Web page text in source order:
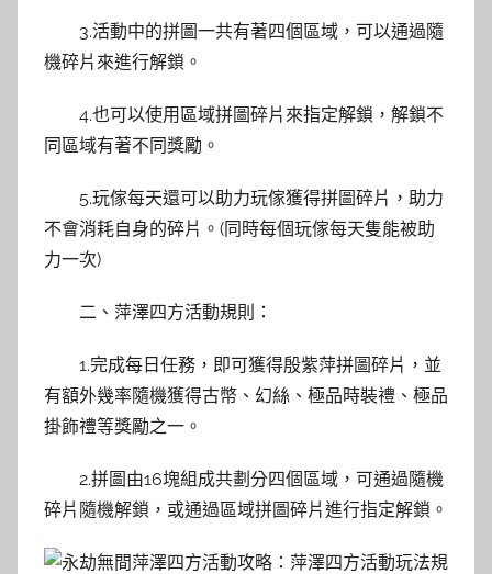
3.活動中的拼圖一共有著四個區域，可以通過隨
機碎片來進行解鎖。
4.也可以使用區域拼圖碎片來指定解鎖，解鎖不
同區域有著不同獎勵。
5.玩傢每天還可以助力玩傢獲得拼圖碎片，助力
不會消耗自身的碎片。(同時每個玩傢每天隻能被助
力一次)
二、萍澤四方活動規則：
1.完成每日任務，即可獲得殷紫萍拼圖碎片，並
有額外幾率隨機獲得古幣、幻絲、極品時裝禮、極品
掛飾禮等獎勵之一。
2.拼圖由16塊組成共劃分四個區域，可通過隨機
碎片隨機解鎖，或通過區域拼圖碎片進行指定解鎖。